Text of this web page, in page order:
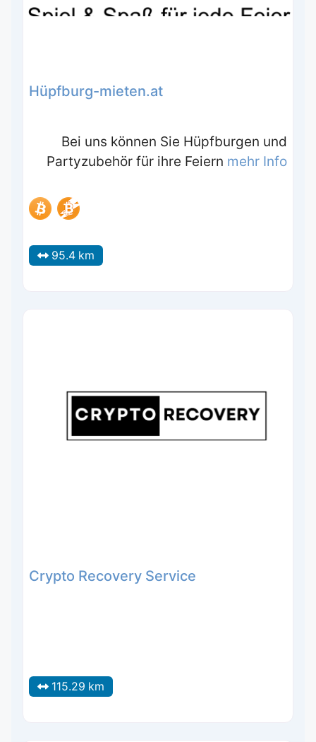
Hüpfburg-mieten.at
Bei uns können Sie Hüpfburgen und
Partyzubehör für ihre Feiern mehr Info
95.4 km
Crypto Recovery Service
115.29 km